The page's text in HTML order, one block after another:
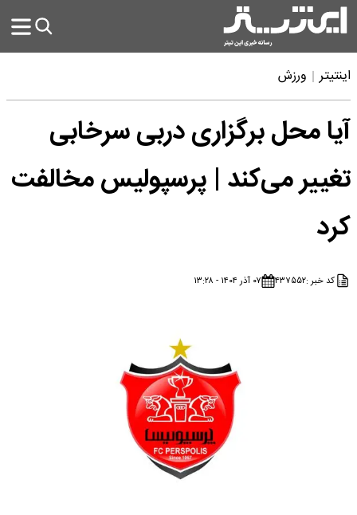
اینتیتر ورزش
آیا محل برگزاری دربی سرخابی
تغییر می‌کند | پرسپولیس مخالفت
کرد
کد خبر :۴۳۷۵۵۲ ۰۷ آذر ۱۴۰۴ - ۱۳:۲۸